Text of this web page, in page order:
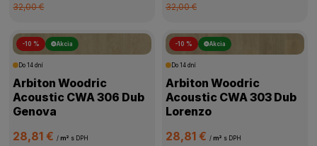
32,00 € 32,00 €
-10 % Akcia
Do 14 dní
Arbiton Woodric
Acoustic CWA 306 Dub
Genova
28,81 €/ m² s DPH
-10 % Akcia
Do 14 dní
Arbiton Woodric
Acoustic CWA 303 Dub
Lorenzo
28,81 € / m² s DPH